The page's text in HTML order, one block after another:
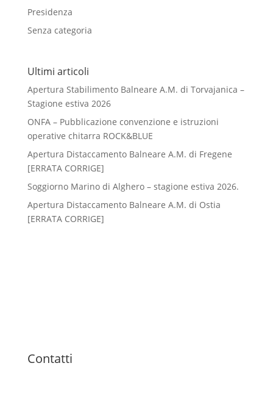
Presidenza
Senza categoria
Ultimi articoli
Apertura Stabilimento Balneare A.M. di Torvajanica –
Stagione estiva 2026
ONFA – Pubblicazione convenzione e istruzioni
operative chitarra ROCK&BLUE
Apertura Distaccamento Balneare A.M. di Fregene
[ERRATA CORRIGE]
Soggiorno Marino di Alghero – stagione estiva 2026.
Apertura Distaccamento Balneare A.M. di Ostia
[ERRATA CORRIGE]
Contatti